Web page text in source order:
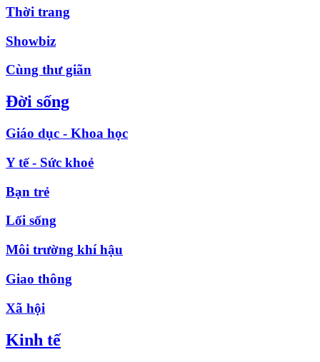
Thời trang
Showbiz
Cùng thư giãn
Đời sống
Giáo dục - Khoa học
Y tế - Sức khoẻ
Bạn trẻ
Lối sống
Môi trường khí hậu
Giao thông
Xã hội
Kinh tế